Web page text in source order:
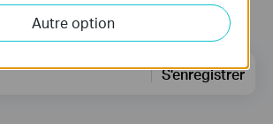
S'enregistrer
Autre option